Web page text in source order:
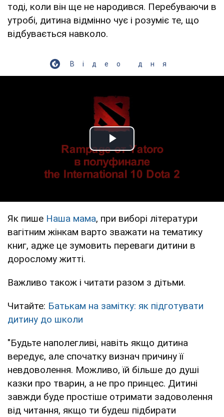
тоді, коли він ще не народився. Перебуваючи в
утробі, дитина відмінно чує і розуміє те, що
відбувається навколо.
Відео дня
Play Video
Як пише Наша мама, при виборі літератури
вагітним жінкам варто зважати на тематику
книг, адже це зумовить переваги дитини в
дорослому житті.
Важливо також і читати разом з дітьми.
Читайте: Батькам на замітку: як підготувати
дитину до школи
"Будьте наполегливі, навіть якщо дитина
вередує, але спочатку визнач причину її
невдоволення. Можливо, їй більше до душі
казки про тварин, а не про принцес. Дитині
завжди буде простіше отримати задоволення
від читання, якщо ти будеш підбирати